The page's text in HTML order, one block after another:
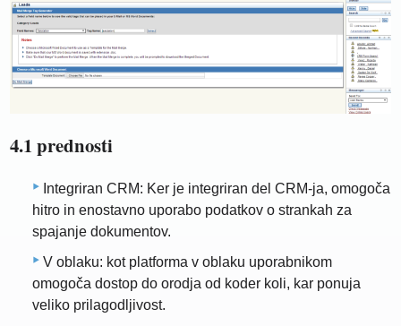
4.1 prednosti
Integriran CRM: Ker je integriran del CRM-ja, omogoča
hitro in enostavno uporabo podatkov o strankah za
spajanje dokumentov.
V oblaku: kot platforma v oblaku uporabnikom
omogoča dostop do orodja od koder koli, kar ponuja
veliko prilagodljivost.